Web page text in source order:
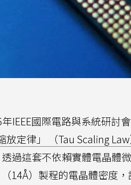
IEEE國際電路與系統研討會
放定律」 （Tau Scaling
透過這套不依賴實體電晶體
14Å）製程的電晶體密度